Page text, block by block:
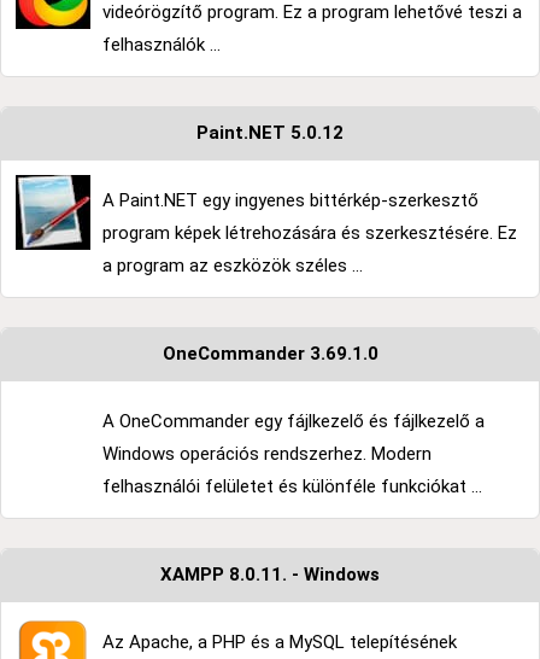
videórögzítő program. Ez a program lehetővé teszi a
felhasználók ...
Paint.NET 5.0.12
A Paint.NET egy ingyenes bittérkép-szerkesztő
program képek létrehozására és szerkesztésére. Ez
a program az eszközök széles ...
OneCommander 3.69.1.0
A OneCommander egy fájlkezelő és fájlkezelő a
Windows operációs rendszerhez. Modern
felhasználói felületet és különféle funkciókat ...
XAMPP 8.0.11. - Windows
Az Apache, a PHP és a MySQL telepítésének